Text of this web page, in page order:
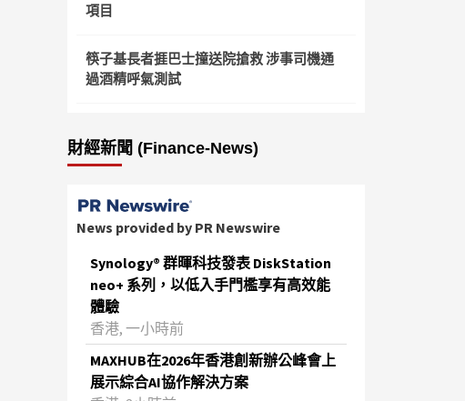
項目
筷子基長者捱巴士撞送院搶救 涉事司機通
過酒精呼氣測試
財經新聞 (Finance-News)
News provided by PR Newswire
Synology® 群暉科技發表 DiskStation
neo+ 系列，以低入手門檻享有高效能
體驗
香港, 一小時前
MAXHUB在2026年香港創新辦公峰會上
展示綜合AI協作解決方案